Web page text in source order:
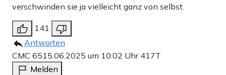
verschwinden sie ja vielleicht ganz von selbst.
141
Antworten
CMC 6515.06.2025 um 10:02 Uhr 417T
Melden